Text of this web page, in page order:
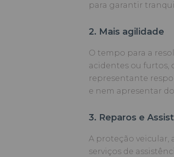
para garantir
2. Mais agilidade
O tempo para a
acidentes ou furtos,
representante
e nem apresentar
3. Reparos e
A proteção veicular,
serviços de